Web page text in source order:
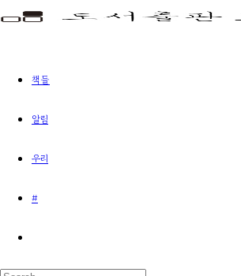
책들
알림
우리
#